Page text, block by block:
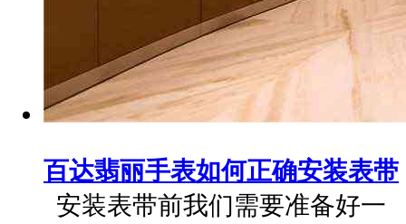
百达翡丽手表如何正确安装表带
安装表带前我们需要准备好一